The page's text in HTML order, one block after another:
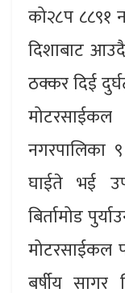
को२८प ८८९१
दिशाबाट
ठक्कर दिई
नगरपालिका
घाईते भई
बिर्तामोड
मोटरसाईकल
बर्षीय